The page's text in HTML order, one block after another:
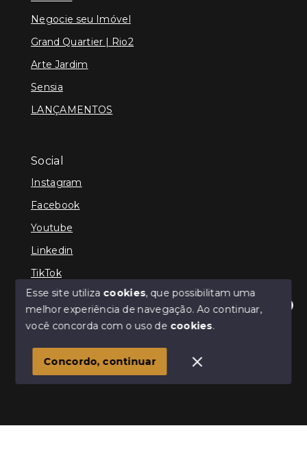
Olá! Estamos disponíveis para te ajudar.
Negocie seu Imóvel
Grand Quartier | Rio2
Arte Jardim
Sensia
LANÇAMENTOS
Social
Instagram
Facebook
Youtube
Linkedin
TikTok
© Copyright 2026 - TEFE IMÓVEIS - Todos os direitos
SITE PARA IMOBILIARIA
Esse site utiliza cookies, que possibilitam uma
melhor experiência de navegação.Ao continuar,
você concorda com o uso de cookies.
Concordo, continuar